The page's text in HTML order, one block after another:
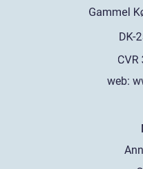
web: